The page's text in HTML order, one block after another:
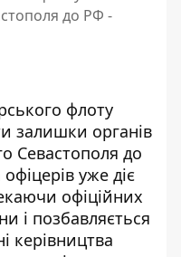
до РФ -
флоту
залишки органів
Севастополя до
уже діє
офіційних
і позбавляється
керівництва